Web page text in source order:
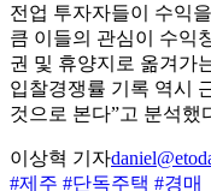
전업 투자자들이 수익
큼 이들의 관심이 수익
권 및 휴양지로 옮겨가
입찰경쟁률 기록 역시
것으로 본다”고 분석했
이상혁 기자
#제주 #단독주택 #경매